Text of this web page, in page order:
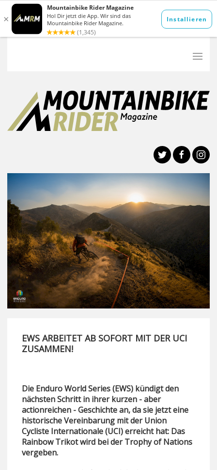
EWS ARBEITET AB SOFORT MIT DER UCI
ZUSAMMEN!
Die Enduro World Series (EWS) kündigt den
nächsten Schritt in ihrer kurzen - aber
actionreichen - Geschichte an, da sie jetzt eine
historische Vereinbarung mit der Union
Cycliste Internationale (UCI) erreicht hat: Das
Rainbow Trikot wird bei der Trophy of Nations
vergeben.